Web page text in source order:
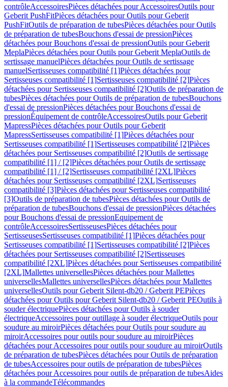
contrôleAccessoiresPièces détachées pour AccessoiresOutils pour
Geberit PushFitPièces détachées pour Outils pour Geberit
PushFitOutils de préparation de tubesPièces détachées pour Outils
de préparation de tubesBouchons d'essai de pressionPièces
détachées pour Bouchons d'essai de pressionOutils pour Geberit
MeplaPièces détachées pour Outils pour Geberit MeplaOutils de
sertissage manuelPièces détachées pour Outils de sertissage
manuelSertisseuses compatibilité [1]Pièces détachées pour
Sertisseuses compatibilité [1]Sertisseuses compatibilité [2]Pièces
détachées pour Sertisseuses compatibilité [2]Outils de préparation de
tubesPièces détachées pour Outils de préparation de tubesBouchons
d'essai de pressionPièces détachées pour Bouchons d'essai de
pressionÉquipement de contrôleAccessoiresOutils pour Geberit
MapressPièces détachées pour Outils pour Geberit
MapressSertisseuses compatibilité [1]Pièces détachées pour
Sertisseuses compatibilité [1]Sertisseuses compatibilité [2]Pièces
détachées pour Sertisseuses compatibilité [2]Outils de sertissage
compatibilité [1] / [2]Pièces détachées pour Outils de sertissage
compatibilité [1] / [2]Sertisseuses compatibilité [2XL]Pièces
détachées pour Sertisseuses compatibilité [2XL]Sertisseuses
compatibilité [3]Pièces détachées pour Sertisseuses compatibilité
[3]Outils de préparation de tubesPièces détachées pour Outils de
préparation de tubesBouchons d'essai de pressionPièces détachées
pour Bouchons d'essai de pressionEquipement de
contrôleAccessoiresSertisseusesPièces détachées pour
SertisseusesSertisseuses compatibilité [1]Pièces détachées pour
Sertisseuses compatibilité [1]Sertisseuses compatibilité [2]Pièces
détachées pour Sertisseuses compatibilité [2]Sertisseuses
compatibilité [2XL]Pièces détachées pour Sertisseuses compatibilité
[2XL]Mallettes universellesPièces détachées pour Mallettes
universellesMallettes universellesPièces détachées pour Mallettes
universellesOutils pour Geberit Silent-db20 / Geberit PEPièces
détachées pour Outils pour Geberit Silent-db20 / Geberit PEOutils à
souder électriquePièces détachées pour Outils à souder
électriqueAccessoires pour outillage à souder électriqueOutils pour
soudure au miroirPièces détachées pour Outils pour soudure au
miroirAccessoires pour outils pour soudure au miroirPièces
détachées pour Accessoires pour outils pour soudure au miroirOutils
de préparation de tubesPièces détachées pour Outils de préparation
de tubesAccessoires pour outils de préparation de tubesPièces
détachées pour Accessoires pour outils de préparation de tubesAides
à la commandeTélécommandes